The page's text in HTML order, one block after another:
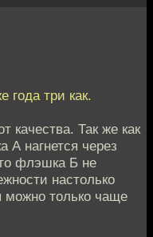
года три как.
качества. Так же как
А нагнется через
флэшка Б не
настолько
можно только чаще